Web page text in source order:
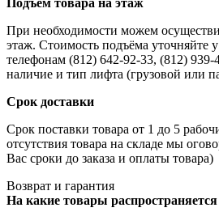
При необходимости можем
этаж. Стоимость подъёма уточняйте
телефонам (812) 642-92-33, (812) 939-
наличие и тип лифта (грузовой или
Срок доставки
Срок поставки товара от 1 до 5
отсутствия товара на складе мы
Вас сроки до заказа и оплаты товара)
Возврат и гарантия
На какие товары